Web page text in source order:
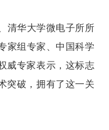
清华大学微电子所所
家组专家、中国科学
威专家表示，这标志
突破，拥有了这一关